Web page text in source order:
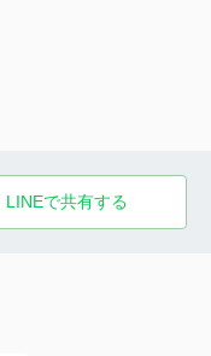
LINEで共有する